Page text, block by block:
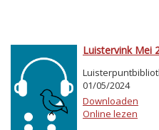
Luistervink Mei
01/05/2024
Downloaden
Online lezen